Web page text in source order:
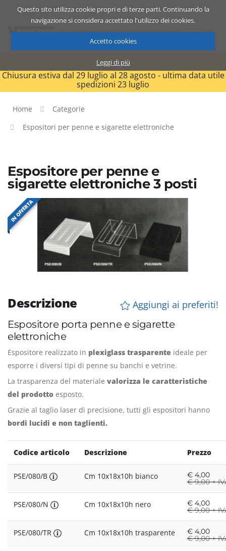
Questo sito utilizza cookie propri e di terze parti. Continuando la
navigazione si considera accettato l'utilizzo dei cookies.
Accetto cookies
Leggi di più
Catalogo Carrello ITA
Chiusura estiva dal 29 luglio al 28 agosto - ultima data utile
spedizioni 23 luglio
Home
Categorie
Espositori per penne e sigarette elettroniche
Espositore per penne e
sigarette elettroniche 3 posti
IN OFFERTA
Descrizione
Aggiungi ai preferiti!
Espositore porta penne e sigarette
elettroniche
Espositore realizzato in plexiglass trasparente ideale per
esporre i diversi tipi di penne su banchi e vetrine.
La trasparenza del materiale valorizza le caratteristiche
del prodotto esposto.
Grazie al taglio laser di precisione, tutti gli espositori hanno
bordi lucidi e non taglienti.
Codice articolo Descrizione Prezzo
PSE/080/B Cm 10x18x10h bianco € 4,00
€9,00 +
PSE/080/N Cm 10x18x10h nero € 4,00
€9,00 +
PSE/080/TR Cm 10x18x10h trasparente € 4,00
€9,00 +